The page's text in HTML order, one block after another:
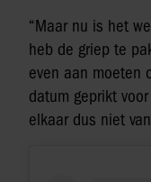
“Maar nu is het
heb de griep te
even aan moeten
datum geprikt
elkaar dus niet